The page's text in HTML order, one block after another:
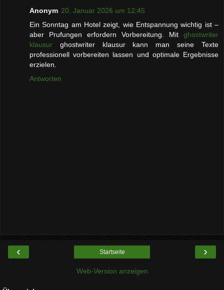
Anonym 20. Januar 2026 um 12:45
Ein Sonntag am Hotel zeigt, wie Entspannung wichtig ist –
aber Prufungen erfordern Vorbereitung. Mit ghostwriter
klausur ghostwriter klausur kann man seine Texte
professionell vorbereiten lassen und optimale Ergebnisse
erzielen.
Antworten
‹ ›
Startseite
Web-Version anzeigen